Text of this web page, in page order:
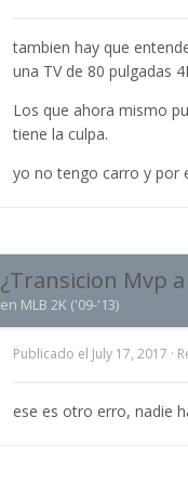
tambien hay que
una TV de 80 pulgadas
Los que ahora mismo
tiene la culpa.
yo no tengo carro y por
¿Transicion Mvp a
en MLB 2K ('09-'13)
Publicado el July 17, 2017 ·
ese es otro erro, nadie